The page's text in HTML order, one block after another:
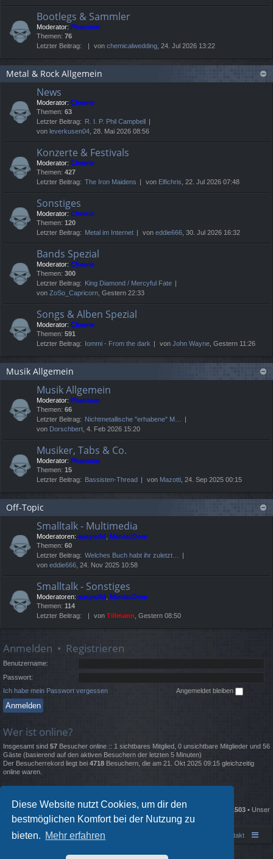
Diese Website nutzt Cookies, um dir den
bestmöglichen Komfort bei der Nutzung zu
bieten. Mehr erfahren
Bootlegs & Sammler
Moderator: Phantom
Themen: 76
Letzter Beitrag:
von chemicalwedding , 24. Jul 2026 13:22
Metal & Rock Allgemein
News
Moderator: Chewie
Themen: 63
Letzter Beitrag: R. I. P. Phil Campbell
von leverkusen04 , 28. Mai 2026 08:56
Konzerte & Festivals
Moderator: Chewie
Themen: 427
Letzter Beitrag: The Iron Maidens von Elfichris , 22. Jul 2026 07:48
Sonstiges
Moderator: Chewie
Themen: 120
Letzter Beitrag: Metal im Internet von eddie666 , 30. Jul 2026 16:32
Bands Spezial
Moderator: Chewie
Themen: 300
Letzter Beitrag: King Diamond / Mercyful Fate
von ZoSo_Capricorn , Gestern 22:33
Songs & Alben Spezial
Moderator: Chewie
Themen: 591
Letzter Beitrag: Iommi - From the dark von John Wayne , Gestern 11:26
Musik Allgemein
Musik Allgemein
Moderator: Phantom
Themen: 66
Letzter Beitrag: Nichtmetallische "erhabene" M…
von Dorschbert , 4. Feb 2026 15:20
Musiker, Tabs & Co.
Moderator: Phantom
Themen: 15
Letzter Beitrag: Bassisten-Thread von Mazotti , 24. Sep 2025 00:15
Off-Topic
Smalltalk - Multimedia
Moderatoren: easywild ManiacDom
Themen: 60
Letzter Beitrag: Welches Buch habt ihr zuletzt…
von eddie666 , 24. Nov 2025 10:58
Smalltalk - Sonstiges
Moderatoren: easywild ManiacDom
Themen: 114
Letzter Beitrag:
von Tillmann , Gestern 08:50
Anmelden • Registrieren
Benutzername:
Passwort:
Ich habe mein Passwort vergessen
Angemeldet bleiben
Wer ist online?
Insgesamt sind 57 Besucher online :: 1 sichtbares Mitglied, 0 unsichtbare Mitglieder und 56
Gäste (basierend auf den aktiven Besuchern der letzten 5 Minuten)
Der Besucherrekord liegt bei 4718 Besuchern, die am 21. Okt 2025 09:15 gleichzeitig
online waren.
Beiträge insgesamt135681• Themen insgesamt2332• Mitglieder insgesamt 1503 • Unser
neuestes Mitglied:Lewisgrold
Portal Foren-Übersicht Kontakt
Powered byphpBB® Forum Software © phpBB Limited